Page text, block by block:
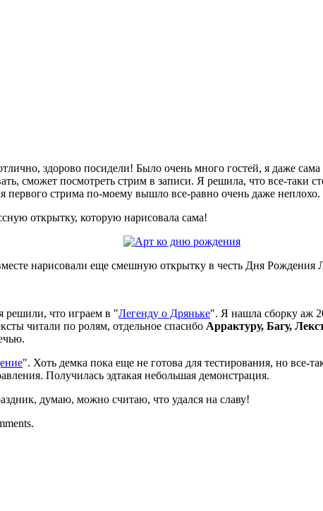
здорово посидели! Было очень много гостей, я даже
сможет посмотреть стрим в записи. Я решила, что все-
первого стрима по-моему вышло все-равно очень даже неплохо.
открытку, которую нарисовала сама!
нарисовали еще смешную открытку в честь Дня Рождения
решили, что играем в "Легенду о Дряньке". Я нашла сборку аж
читали по ролям, отдельное спасибо Аррактуру, Багу,
". Хоть демка пока еще не готова для тестирования, но
Получилась эдтакая небольшая демонстрация.
думаю, можно считаю, что удался на славу!